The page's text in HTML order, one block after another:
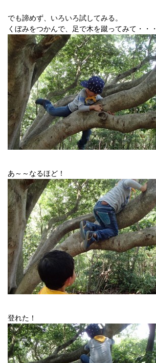
でも諦めず、いろいろ試してみる。
くぼみをつかんで、足で木を蹴ってみて・・・
あ～～なるほど！
登れた！